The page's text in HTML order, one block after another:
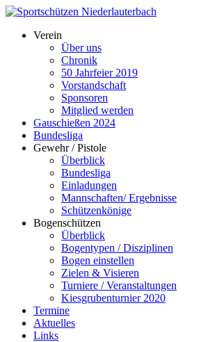
Verein
Über uns
Chronik
50 Jahrfeier 2019
Vorstandschaft
Sponsoren
Mitglied werden
Gauschießen 2024
Bundesliga
Gewehr / Pistole
Überblick
Bundesliga
Einladungen
Mannschaften/ Ergebnisse
Schützenkönige
Bogenschützen
Überblick
Bogentypen / Disziplinen
Bogen einstellen
Zielen & Visieren
Turniere / Veranstaltungen
Kiesgrubenturnier 2020
Termine
Aktuelles
Links